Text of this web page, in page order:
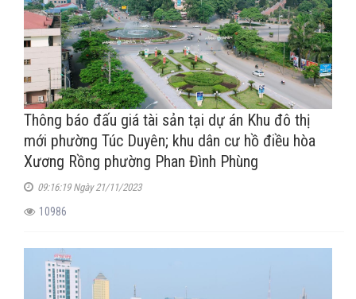
Thông báo đấu giá tài sản tại dự án Khu đô thị
mới phường Túc Duyên; khu dân cư hồ điều hòa
Xương Rồng phường Phan Đình Phùng
09:16:19 Ngày 21/11/2023
10986